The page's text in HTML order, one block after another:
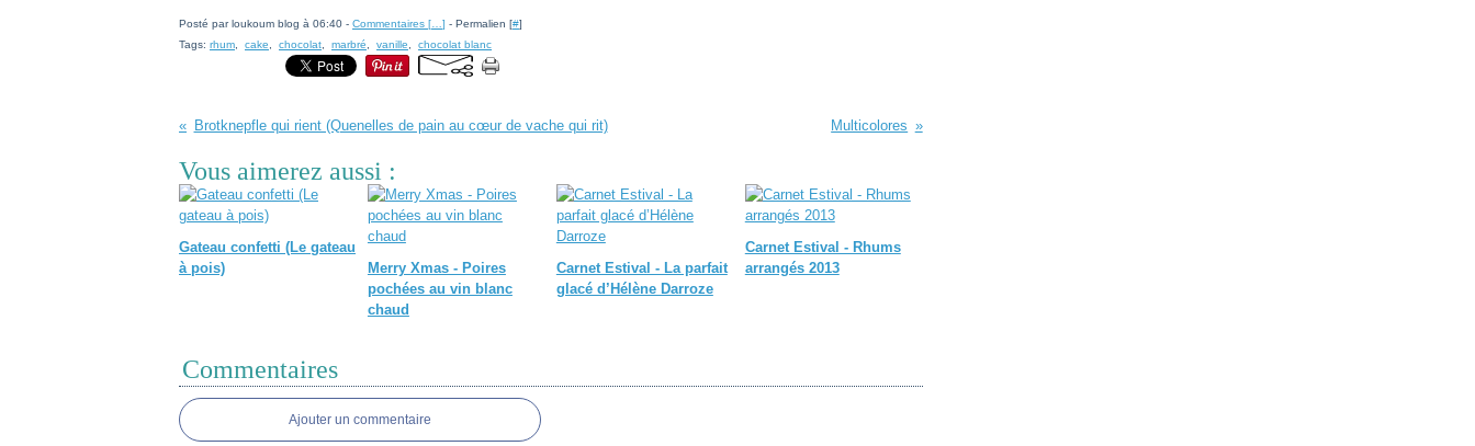
Posté par loukoum blog à 06:40 - Commentaires [ ] - Permalien [#]
Tags: rhum cake chocolat marbré vanille chocolat blanc
Brotknepfle qui rient (Quenelles de pain au cœur de vache qui rit) Multicolores
Vous aimerez aussi :
Gateau confetti (Le gateau
à pois)
Merry Xmas - Poires
pochées au vin blanc
chaud
Carnet Estival - La parfait
glacé d’Hélène Darroze
Carnet Estival - Rhums
arrangés 2013
Commentaires
Ajouter un commentaire